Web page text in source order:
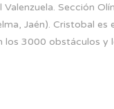
Sección
Jaén). Cristobal
los 3000 obstáculos